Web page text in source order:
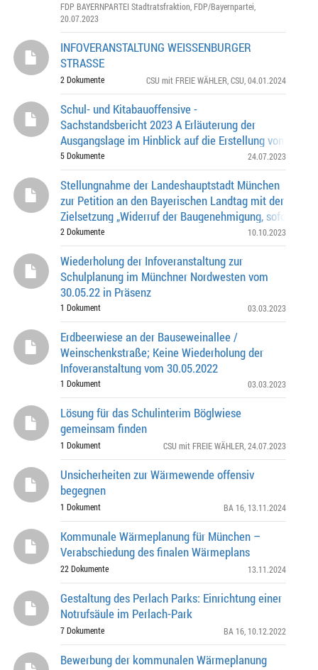
FDP BAYERNPARTEI Stadtratsfraktion FDP/Bayernpartei
20.07.2023
INFOVERANSTALTUNG WEISSENBURGER
STRASSE
2 Dokumente CSU mit FREIE WÄHLER CSU , 04.01.2024
Schul- und Kitabauoffensive -
Sachstandsbericht 2023 A Erläuterung der
Ausgangslage im Hinblick auf die Erstellung von
Schulbauprogrammen und Kita-Bauprogrammen B
Einflussfaktoren auf die Baupr
5 Dokumente 24.07.2023
Stellungnahme der Landeshauptstadt München
zur Petition an den Bayerischen Landtag mit der
Zielsetzung „Widerruf der Baugenehmigung, sofortiger
der Bauarbeiten, Erhalt der Böglwiese als de
2 Dokumente 10.10.2023
Wiederholung der Infoveranstaltung zur
Schulplanung im Münchner Nordwesten vom
30.05.22 in Präsenz
1 Dokument 03.03.2023
Erdbeerwiese an der Bauseweinallee /
Weinschenkstraße; Keine Wiederholung der
Infoveranstaltung vom 30.05.2022
1 Dokument 03.03.2023
Lösung für das Schulinterim Böglwiese
gemeinsam finden
1 Dokument CSU mit FREIE WÄHLER , 24.07.2023
Unsicherheiten zur Wärmewende offensiv
begegnen
1 Dokument BA 16 , 13.11.2024
Kommunale Wärmeplanung für München –
Verabschiedung des finalen Wärmeplans
22 Dokumente 13.11.2024
Gestaltung des Perlach Parks: Einrichtung einer
Notrufsäule im Perlach-Park
7 Dokumente BA 16 , 10.12.2022
Bewerbung der kommunalen Wärmeplanung